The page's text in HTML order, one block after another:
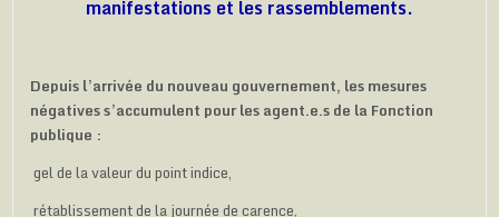
manifestations et les rassemblements.
Depuis l’arrivée du nouveau gouvernement, les mesures
négatives s’accumulent pour les agent.e.s de la Fonction
publique :
gel de la valeur du point indice,
rétablissement de la journée de carence,